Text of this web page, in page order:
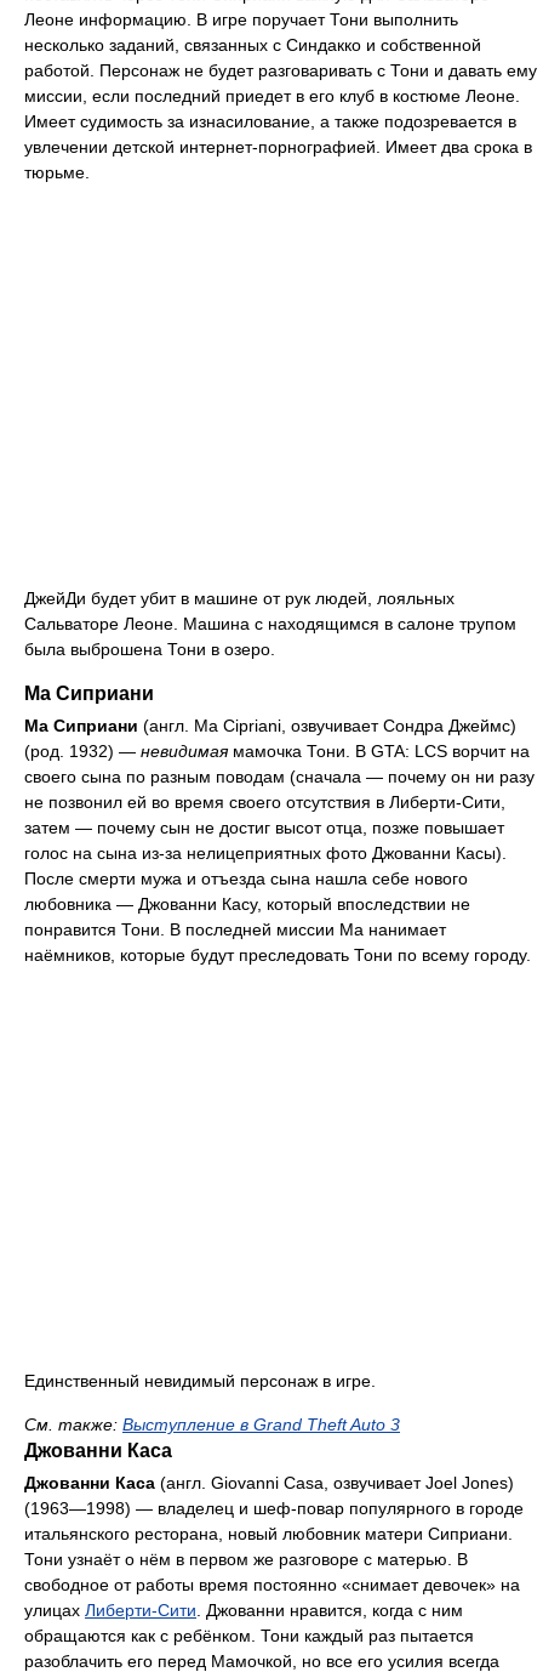
Леоне информацию. В игре поручает Тони выполнить
несколько заданий, связанных с Синдакко и собственной
работой. Персонаж не будет разговаривать с Тони и давать ему
миссии, если последний приедет в его клуб в костюме Леоне.
Имеет судимость за изнасилование, а также подозревается в
увлечении детской интернет-порнографией. Имеет два срока в
тюрьме.
ДжейДи будет убит в машине от рук людей, лояльных
Сальваторе Леоне. Машина с находящимся в салоне трупом
была выброшена Тони в озеро.
Ма Сиприани
Ма Сиприани (англ. Ma Cipriani, озвучивает Сондра Джеймс)
(род. 1932) — невидимаямамочка Тони. В GTA: LCS ворчит на
своего сына по разным поводам (сначала — почему он ни разу
не позвонил ей во время своего отсутствия в Либерти-Сити,
затем — почему сын не достиг высот отца, позже повышает
голос на сына из-за нелицеприятных фото Джованни Касы).
После смерти мужа и отъезда сына нашла себе нового
любовника — Джованни Касу, который впоследствии не
понравится Тони. В последней миссии Ма нанимает
наёмников, которые будут преследовать Тони по всему городу.
Единственный невидимый персонаж в игре.
См. тaкже: Выступление в Grand Theft Auto 3
Джованни Каса
Джованни Каса (англ. Giovanni Casa, озвучивает Joel Jones)
(1963—1998) — владелец и шеф-повар популярного в городе
итальянского ресторана, новый любовник матери Сиприани.
Тони узнаёт о нём в первом же разговоре с матерью. В
свободное от работы время постоянно «снимает девочек» на
улицах Либерти-Сити . Джованни нравится, когда с ним
обращаются как с ребёнком. Тони каждый раз пытается
разоблачить его перед Мамочкой, но все его усилия всегда